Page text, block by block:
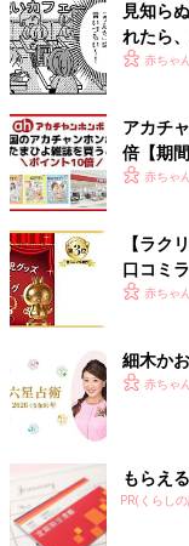
見知ら
れたら
赤ちゃ
アカチ
倍【期間
赤ちゃ
【ラ
口コミ
赤ちゃ
細木か
赤ちゃ
もらえ
PR(くらし